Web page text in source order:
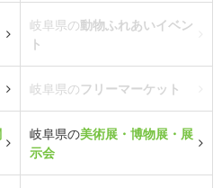
岐阜県の動物ふれあいイベン
ト
岐阜県のフリーマーケット
岐阜県の美術展・博物展・展
示会